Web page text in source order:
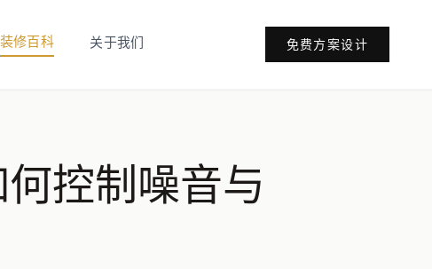
装修百科 关于我们 免费方案设计
控制噪音与